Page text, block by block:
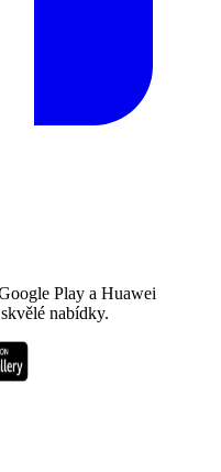
Play a Huawei
nabídky.